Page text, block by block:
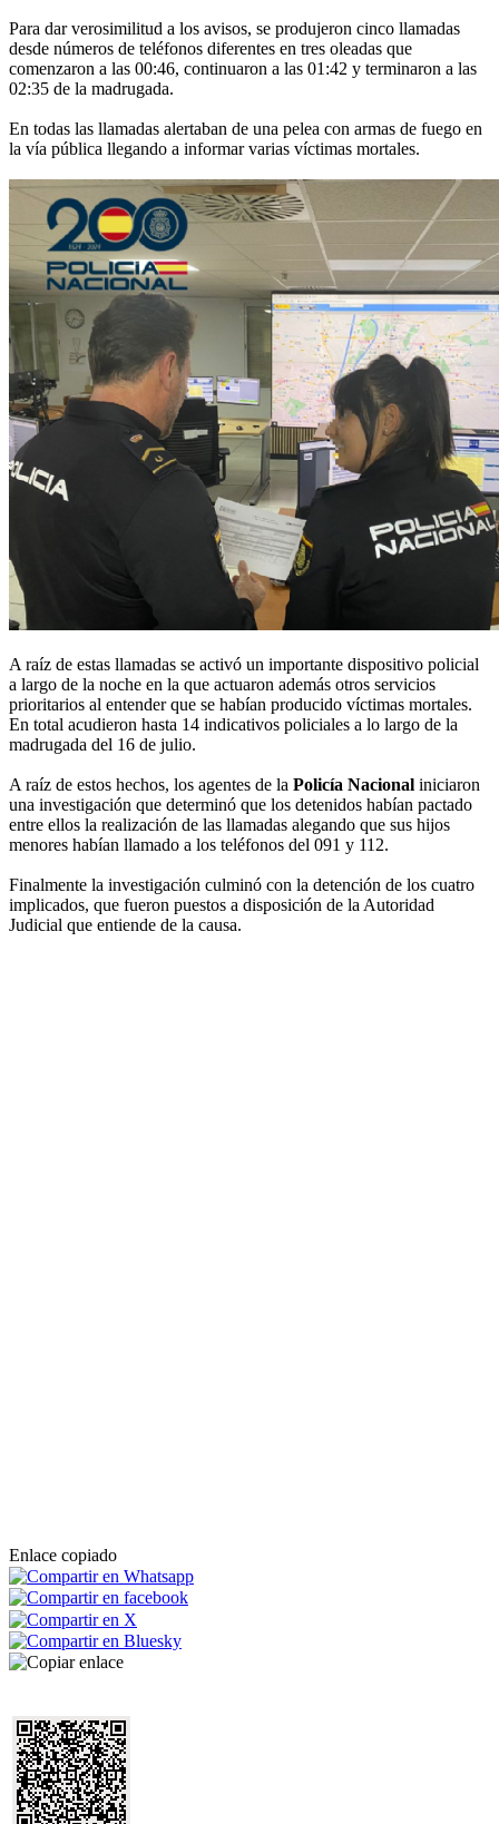
Para dar verosimilitud a los avisos, se produjeron cinco llamadas
desde números de teléfonos diferentes en tres oleadas que
comenzaron a las 00:46, continuaron a las 01:42 y terminaron a las
02:35 de la madrugada.
En todas las llamadas alertaban de una pelea con armas de fuego en
la vía pública llegando a informar varias víctimas mortales.
A raíz de estas llamadas se activó un importante dispositivo policial
a largo de la noche en la que actuaron además otros servicios
prioritarios al entender que se habían producido víctimas mortales.
En total acudieron hasta 14 indicativos policiales a lo largo de la
madrugada del 16 de julio.
A raíz de estos hechos, los agentes de la Policía Nacional iniciaron
una investigación que determinó que los detenidos habían pactado
entre ellos la realización de las llamadas alegando que sus hijos
menores habían llamado a los teléfonos del 091 y 112.
Finalmente la investigación culminó con la detención de los cuatro
implicados, que fueron puestos a disposición de la Autoridad
Judicial que entiende de la causa.
Enlace copiado